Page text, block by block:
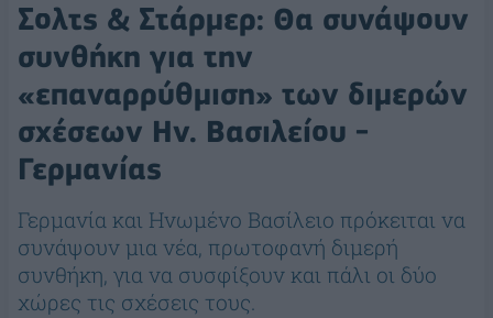
Σολτς & Στάρμερ: Θα συνάψουν
συνθήκη για την
«επαναρρύθμιση» των διμερών
σχέσεων Ην. Βασιλείου -
Γερμανίας
Γερμανία και Ηνωμένο Βασίλειο πρόκειται να
συνάψουν μια νέα, πρωτοφανή διμερή
συνθήκη, για να συσφίξουν και πάλι οι δύο
χώρες τις σχέσεις τους.